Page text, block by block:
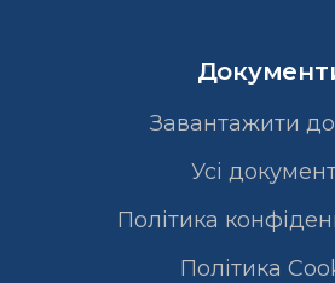
Завантажити
Усі
Політика
Полiтика